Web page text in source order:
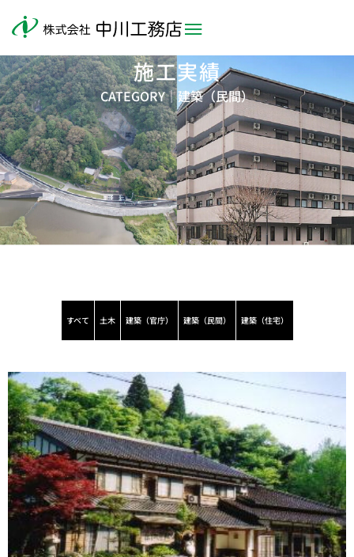
施工実績
CATEGORY｜建築（民間）
すべて 土木 建築（官庁） 建築（民間） 建築（住宅）